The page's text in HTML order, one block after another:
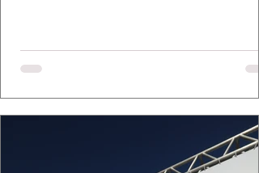
bolsa da Malu Pires, em uma composição
algo de intemporal em vestir o vento e
que ele conduza a cena. Cada dobra do
cada reflexo dourado da luz sobre a pe